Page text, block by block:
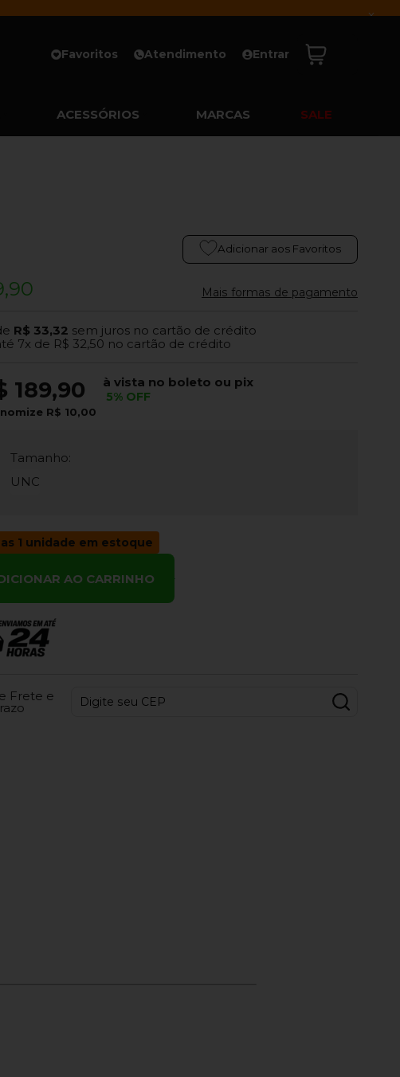
x
Favoritos Atendimento Entrar
ACESSÓRIOS MARCAS SALE
Adicionar aos Favoritos
Mais formas de pagamento
R$ 33,32 sem juros no cartão de crédito
7x de R$ 32,50 no cartão de crédito
189,90 à vista no boleto ou pix
5% OFF
R$ 10,00
Tamanho:
UNC
1 unidade em estoque
AO CARRINHO
Frete e